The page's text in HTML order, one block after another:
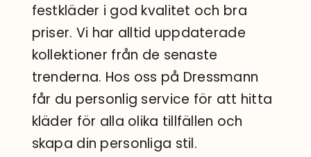
festkläder i god kvalitet och bra
priser. Vi har alltid uppdaterade
kollektioner från de senaste
trenderna. Hos oss på Dressmann
får du personlig service för att hitta
kläder för alla olika tillfällen och
skapa din personliga stil.